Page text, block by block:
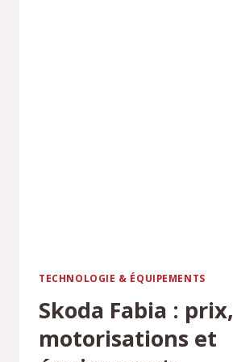
TECHNOLOGIE & ÉQUIPEMENTS
Skoda Fabia : prix,
motorisations et